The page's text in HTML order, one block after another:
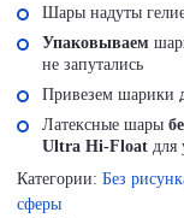
Шары надуты
Упаковываем
не запутались
Привезем шарики
Латексные шары
Ultra Hi-Float для
Категории: Без
сферы